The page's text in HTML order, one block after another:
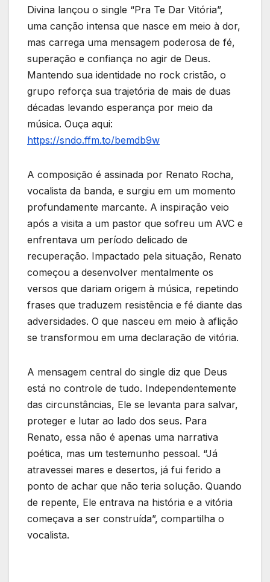
Divina lançou o single “Pra Te Dar Vitória”,
uma canção intensa que nasce em meio à dor,
mas carrega uma mensagem poderosa de fé,
superação e confiança no agir de Deus.
Mantendo sua identidade no rock cristão, o
grupo reforça sua trajetória de mais de duas
décadas levando esperança por meio da
música. Ouça aqui:
https://sndo.ffm.to/bemdb9w
A composição é assinada por Renato Rocha,
vocalista da banda, e surgiu em um momento
profundamente marcante. A inspiração veio
após a visita a um pastor que sofreu um AVC e
enfrentava um período delicado de
recuperação. Impactado pela situação, Renato
começou a desenvolver mentalmente os
versos que dariam origem à música, repetindo
frases que traduzem resistência e fé diante das
adversidades. O que nasceu em meio à aflição
se transformou em uma declaração de vitória.
A mensagem central do single diz que Deus
está no controle de tudo. Independentemente
das circunstâncias, Ele se levanta para salvar,
proteger e lutar ao lado dos seus. Para
Renato, essa não é apenas uma narrativa
poética, mas um testemunho pessoal. “Já
atravessei mares e desertos, já fui ferido a
ponto de achar que não teria solução. Quando
de repente, Ele entrava na história e a vitória
começava a ser construída”, compartilha o
vocalista.